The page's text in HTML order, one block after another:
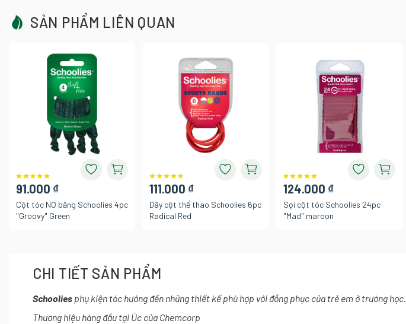
SẢN PHẨM LIÊN QUAN
91.000 ₫
Cột tóc NƠ băng Schoolies 4pc
"Groovy" Green
111.000 ₫
Dây cột thể thao Schoolies 6pc
Radical Red
124.000 ₫
Sợi cột tóc Schoolies 24pc
"Mad" maroon
CHI TIẾT SẢN PHẨM
Schoolies phụ kiện tóc hướng đến những thiết kế phù hợp với đồng phục của trẻ em ở trường học.
Thương hiệu hàng đầu tại Úc của Chemcorp